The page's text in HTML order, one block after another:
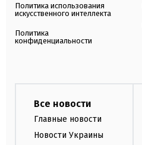
Политика использования
искусственного интеллекта
Политика
конфиденциальности
Все новости
Главные новости
Новости Украины